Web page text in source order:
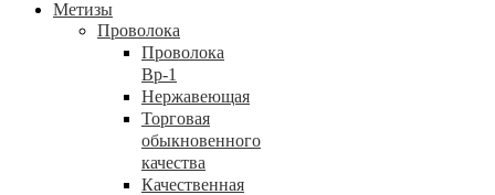
Метизы
Проволока
Проволока
Вр-1
Нержавеющая
Торговая
обыкновенного
качества
Качественная